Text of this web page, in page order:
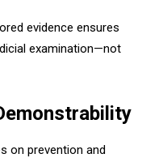
evidence ensures
examination—not
on prevention and